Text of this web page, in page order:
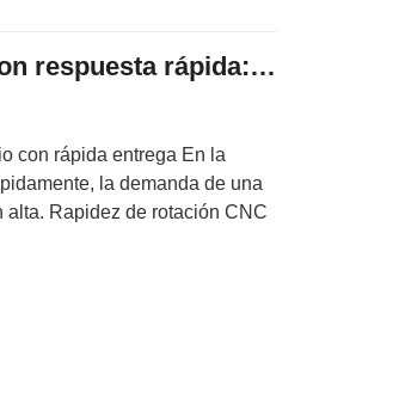
Mecanizado CNC de aluminio con respuesta rápida: precisión y eficiencia
con rápida entrega En la
la demanda de una
Rapidez de rotación CNC